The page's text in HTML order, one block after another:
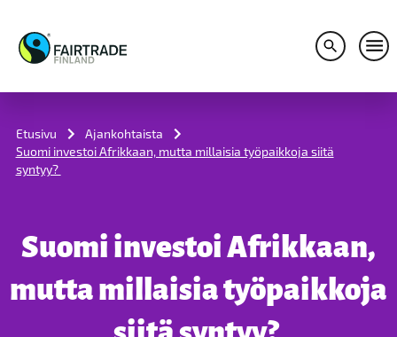
Avaa
Etusivu
Ajankohtaista
Suomi investoi Afrikkaan, mutta millaisia työpaikkoja siitä
syntyy?
Suomi investoi Afrikkaan,
mutta millaisia työpaikkoja